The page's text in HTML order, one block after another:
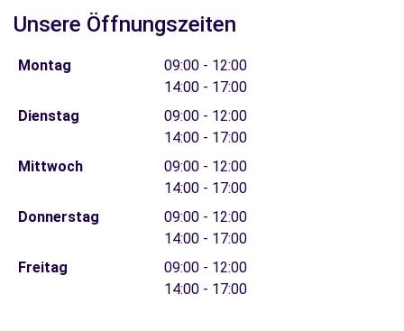
Unsere Öffnungszeiten
Montag
09:00 - 12:00
14:00 - 17:00
Dienstag
09:00 - 12:00
14:00 - 17:00
Mittwoch
09:00 - 12:00
14:00 - 17:00
Donnerstag
09:00 - 12:00
14:00 - 17:00
Freitag
09:00 - 12:00
14:00 - 17:00